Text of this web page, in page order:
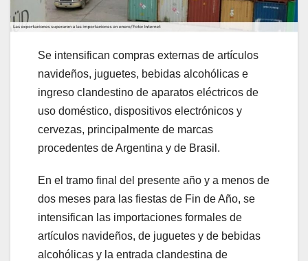
Se intensifican compras externas de artículos
navideños, juguetes, bebidas alcohólicas e
ingreso clandestino de aparatos eléctricos de
uso doméstico, dispositivos electrónicos y
cervezas, principalmente de marcas
procedentes de Argentina y de Brasil.
En el tramo final del presente año y a menos de
dos meses para las fiestas de Fin de Año, se
intensifican las importaciones formales de
artículos navideños, de juguetes y de bebidas
alcohólicas y la entrada clandestina de